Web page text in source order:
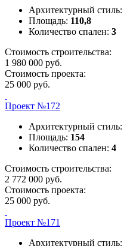
Архитектурный стиль:
Площадь: 110,8
Количество спален: 3
Стоимость строительства:
1 980 000 руб.
Стоимость проекта:
25 000 руб.
Проект №172
Архитектурный стиль:
Площадь: 154
Количество спален: 4
Стоимость строительства:
2 772 000 руб.
Стоимость проекта:
25 000 руб.
Проект №171
Архитектурный стиль: